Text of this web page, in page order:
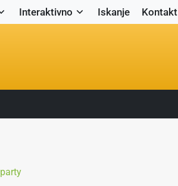
Interaktivno Iskanje Kontakt
party